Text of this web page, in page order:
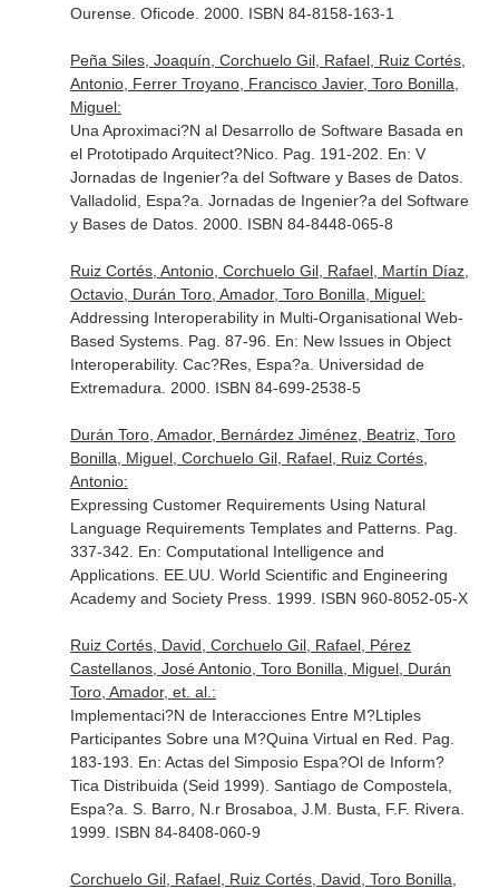
Ourense. Oficode. 2000. ISBN 84-8158-163-1
Peña Siles, Joaquín, Corchuelo Gil, Rafael, Ruiz Cortés,
Antonio, Ferrer Troyano, Francisco Javier, Toro Bonilla,
Miguel:
Una Aproximaci?N al Desarrollo de Software Basada en
el Prototipado Arquitect?Nico. Pag. 191-202. En: V
Jornadas de Ingenier?a del Software y Bases de Datos.
Valladolid, Espa?a. Jornadas de Ingenier?a del Software
y Bases de Datos. 2000. ISBN 84-8448-065-8
Ruiz Cortés, Antonio, Corchuelo Gil, Rafael, Martín Díaz,
Octavio, Durán Toro, Amador, Toro Bonilla, Miguel:
Addressing Interoperability in Multi-Organisational Web-
Based Systems. Pag. 87-96. En: New Issues in Object
Interoperability. Cac?Res, Espa?a. Universidad de
Extremadura. 2000. ISBN 84-699-2538-5
Durán Toro, Amador, Bernárdez Jiménez, Beatriz, Toro
Bonilla, Miguel, Corchuelo Gil, Rafael, Ruiz Cortés,
Antonio:
Expressing Customer Requirements Using Natural
Language Requirements Templates and Patterns. Pag.
337-342. En: Computational Intelligence and
Applications. EE.UU. World Scientific and Engineering
Academy and Society Press. 1999. ISBN 960-8052-05-X
Ruiz Cortés, David, Corchuelo Gil, Rafael, Pérez
Castellanos, José Antonio, Toro Bonilla, Miguel, Durán
Toro, Amador, et. al.:
Implementaci?N de Interacciones Entre M?Ltiples
Participantes Sobre una M?Quina Virtual en Red. Pag.
183-193. En: Actas del Simposio Espa?Ol de Inform?
Tica Distribuida (Seid 1999) . Santiago de Compostela,
Espa?a. S. Barro, N.r Brosaboa, J.M. Busta, F.F. Rivera.
1999. ISBN 84-8408-060-9
Corchuelo Gil, Rafael, Ruiz Cortés, David, Toro Bonilla,